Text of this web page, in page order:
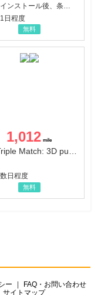
条件 : インストール後、条件達成
日程度
無料
1,012
日程度
無料
ー
FAQ・お問い合わせ
サイトマップ